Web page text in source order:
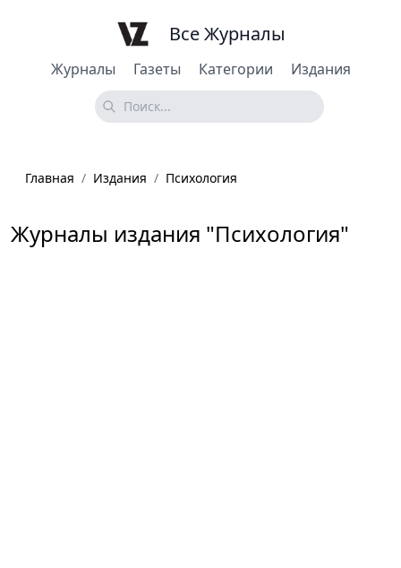
Журналы Газеты Категории Издания
Все Журналы
Главная / Издания / Психология
Журналы издания "Психология"